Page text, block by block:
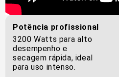
Potência profissional
3200 Watts para alto
desempenho e
secagem rápida, ideal
para uso intenso.